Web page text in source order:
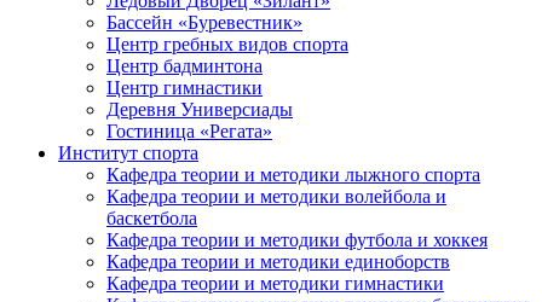
Бассейн «Буревестник»
Центр гребных видов спорта
Центр бадминтона
Центр гимнастики
Деревня Универсиады
Гостиница «Регата»
Институт спорта
Кафедра теории и методики лыжного спорта
Кафедра теории и методики волейбола и
баскетбола
Кафедра теории и методики футбола и хоккея
Кафедра теории и методики единоборств
Кафедра теории и методики гимнастики